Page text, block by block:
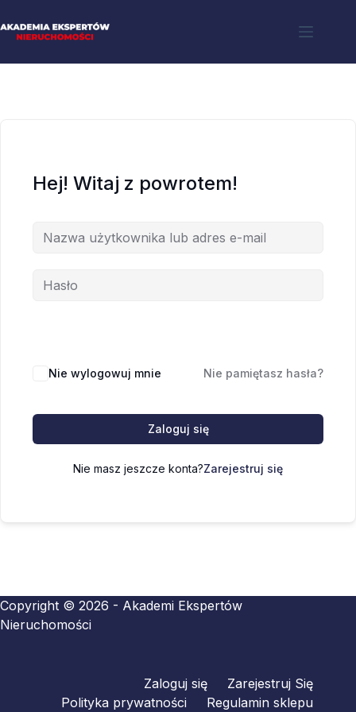
Hej! Witaj z powrotem!
Nie wylogowuj mnie Nie pamiętasz hasła?
Zaloguj się
Nie masz jeszcze konta?Zarejestruj się
Copyright © 2026 - Akademi Ekspertów
Nieruchomości
Zaloguj się
Zarejestruj Się
Polityka prywatności
Regulamin sklepu